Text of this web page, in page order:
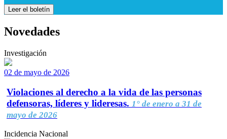
Leer el boletín
Novedades
Investigación
02 de mayo de 2026
Violaciones al derecho a la vida de las personas
defensoras, líderes y lideresas. 1° de enero a 31 de
mayo de 2026
Incidencia Nacional